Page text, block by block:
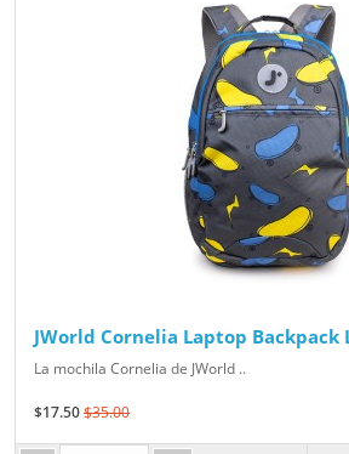
JWorld Cornelia Laptop Backpack
La mochila Cornelia de JWorld ..
$17.50$35.00